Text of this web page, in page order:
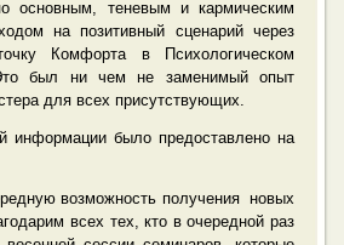
основным, теневым и кармическим
на позитивный сценарий через
Комфорта в Психологическом
был ни чем не заменимый опыт
для всех присутствующих.
информации было предоставлено на
возможность получения новых
всех тех, кто в очередной раз